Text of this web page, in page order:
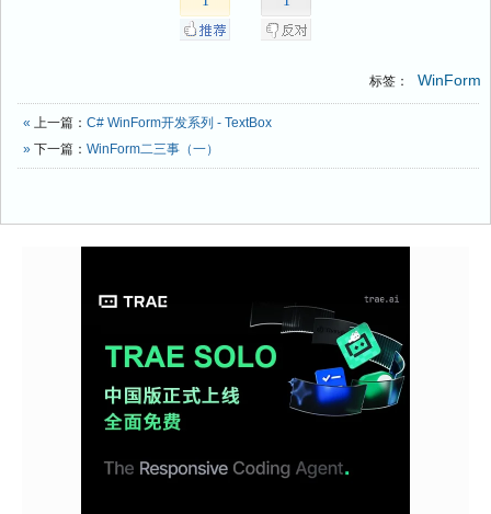
标签： WinForm
« 上一篇： C# WinForm开发系列 - TextBox
» 下一篇： WinForm二三事（一）